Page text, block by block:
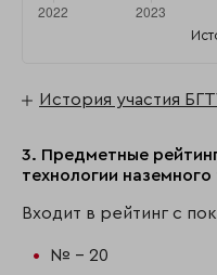
История участия
3. Предметные
технологии
Входит в рейтинг с
№ - 20